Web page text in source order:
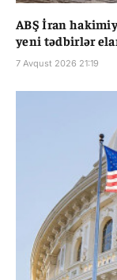
ABŞ İran
yeni tədbirlər
7 Avqust 2026 21:19